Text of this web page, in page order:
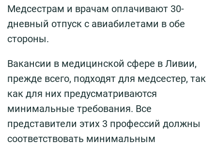
Медсестрам и врачам оплачивают 30-
дневный отпуск с авиабилетами в обе
стороны.
Вакансии в медицинской сфере в Ливии,
прежде всего, подходят для медсестер, так
как для них предусматриваются
минимальные требования. Все
представители этих 3 профессий должны
соответствовать минимальным